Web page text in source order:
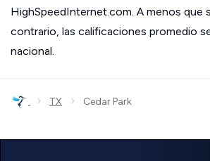
HighSpeedInternet.com. A menos que
contrario, las calificaciones promedio
nacional.
› TX › Cedar Park